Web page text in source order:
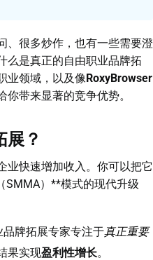
、很多炒作，也有一些需要澄
么是真正的自由职业品牌拓
业领域，以及像RoxyBrowser
带来显著的竞争优势。
展？
业快速增加收入。你可以把它
SMMA）**模式的现代升级
牌拓展专家专注于真正重要
果实现盈利性增长。